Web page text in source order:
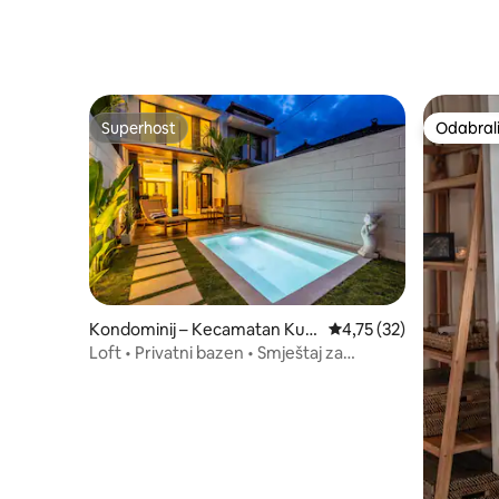
Superhost
Superhost
Kondominij – Kecamatan Kut
a Utara
Prosječna ocjena:
4,75 (32)
Loft • Privatni bazen • Smještaj za